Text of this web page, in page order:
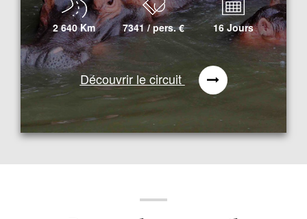
2 640 Km 7341 / pers.€ 16 Jours
Découvrir le circuit